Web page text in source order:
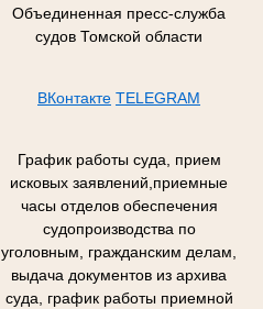
Объединенная пресс-служба
судов Томской области
ВКонтакте TELEGRAM
График работы суда, прием
исковых заявлений,приемные
часы отделов обеспечения
судопроизводства по
уголовным, гражданским делам,
выдача документов из архива
суда, график работы приемной